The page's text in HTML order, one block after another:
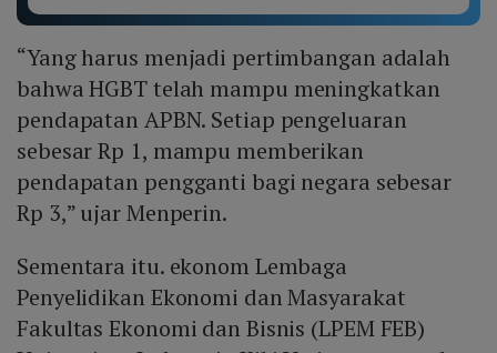
“Yang harus menjadi pertimbangan adalah
bahwa HGBT telah mampu meningkatkan
pendapatan APBN. Setiap pengeluaran
sebesar Rp 1, mampu memberikan
pendapatan pengganti bagi negara sebesar
Rp 3,” ujar Menperin.
Sementara itu. ekonom Lembaga
Penyelidikan Ekonomi dan Masyarakat
Fakultas Ekonomi dan Bisnis (LPEM FEB)